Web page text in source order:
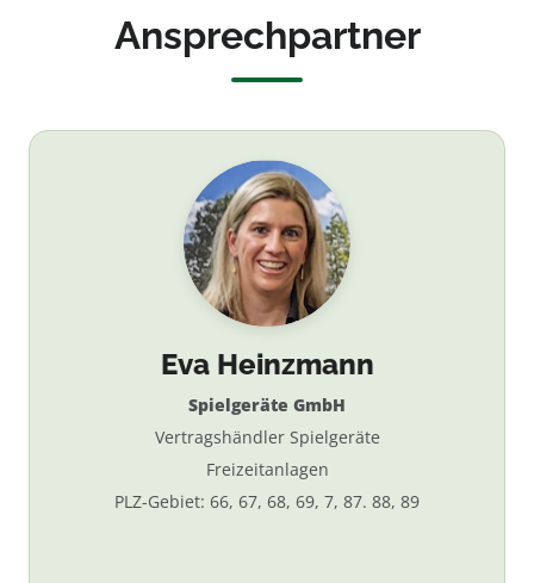
Ansprechpartner
Eva Heinzmann
Spielgeräte GmbH
Vertragshändler Spielgeräte
Freizeitanlagen
PLZ-Gebiet: 66, 67, 68, 69, 7, 87. 88, 89